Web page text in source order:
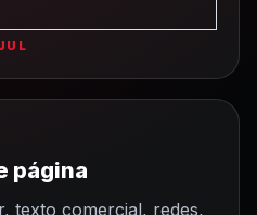
página
texto comercial, redes,